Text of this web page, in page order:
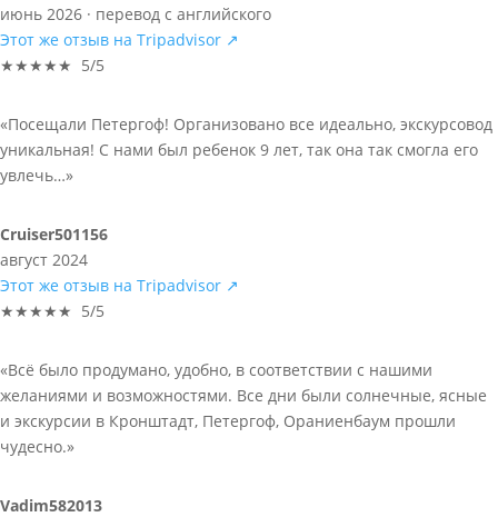
июнь 2026 · перевод с английского
Этот же отзыв на Tripadvisor ↗
★★★★★ 5/5
«Посещали Петергоф! Организовано все идеально, экскурсовод
уникальная! С нами был ребенок 9 лет, так она так смогла его
увлечь…»
Cruiser501156
август 2024
Этот же отзыв на Tripadvisor ↗
★★★★★ 5/5
«Всё было продумано, удобно, в соответствии с нашими
желаниями и возможностями. Все дни были солнечные, ясные
и экскурсии в Кронштадт, Петергоф, Ораниенбаум прошли
чудесно.»
Vadim582013